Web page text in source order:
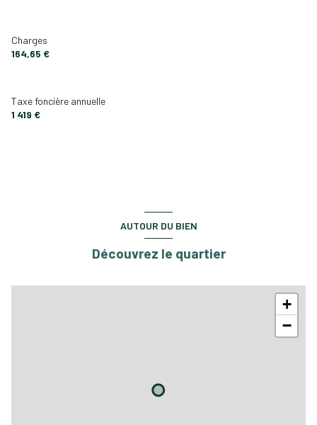
Charges
164,65 €
Taxe foncière annuelle
1 419 €
AUTOUR DU BIEN
Découvrez le quartier
+
−